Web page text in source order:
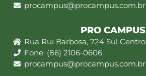
procampus@procampus.com.br
PRO CAMPUS
Rua Rui Barbosa, 724 Sul Centro
Fone: (86) 2106-0606
procampus@procampus.com.br